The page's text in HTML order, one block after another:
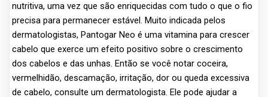
nutritiva, uma vez que são enriquecidas com tudo o que o fio
precisa para permanecer estável. Muito indicada pelos
dermatologistas, Pantogar Neo é uma vitamina para crescer
cabelo que exerce um efeito positivo sobre o crescimento
dos cabelos e das unhas. Então se você notar coceira,
vermelhidão, descamação, irritação, dor ou queda excessiva
de cabelo, consulte um dermatologista. Ele pode ajudar a